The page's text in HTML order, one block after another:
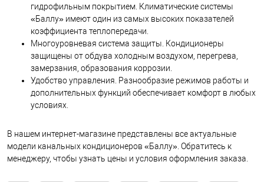
гидрофильным покрытием. Климатические системы
«Баллу» имеют один из самых высоких показателей
коэффициента теплопередачи.
Многоуровневая система защиты. Кондиционеры
защищены от обдува холодным воздухом, перегрева,
замерзания, образования коррозии.
Удобство управления. Разнообразие режимов работы и
дополнительных функций обеспечивает комфорт в любых
условиях.
В нашем интернет-магазине представлены все актуальные
модели канальных кондиционеров «Баллу». Обратитесь к
менеджеру, чтобы узнать цены и условия оформления заказа.